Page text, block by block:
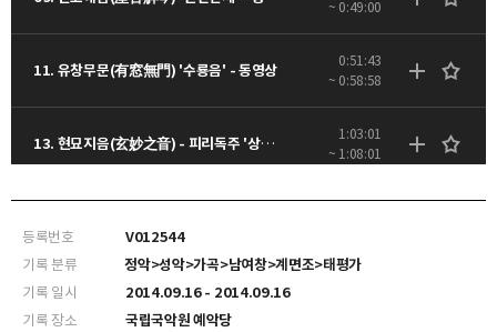
~ 0:49:00
11. 유창무문(有窓無門) '수룡음' - 동영상
0:51:43
~ 0:58:58
13. 현묘지음(玄妙之音) - 피리독주 '상영산', 춘앵전 - 동영상
1:03:01
~ 1:08:01
1:19:56
등록번호
V012544
기록 분류
정악>성악>가곡>남여창>계면조>태평가
기록 일시
2014.09.16 - 2014.09.16
기록 장소
국립국악원 예악당